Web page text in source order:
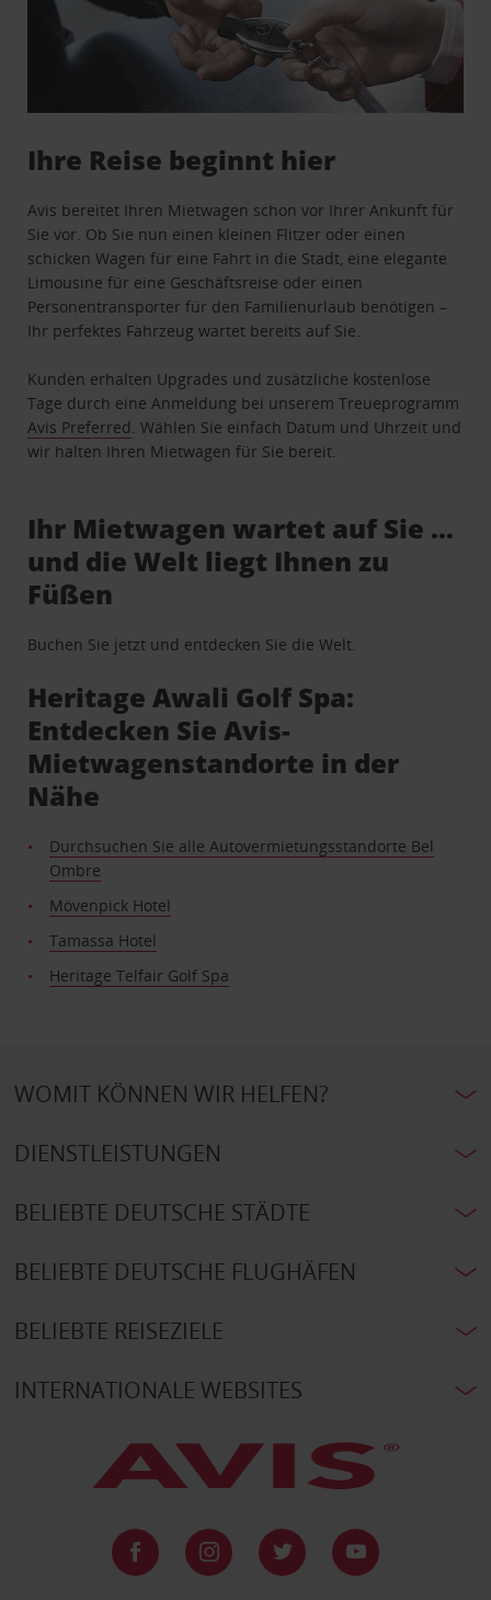
Ihre Reise beginnt hier
Avis bereitet Ihren Mietwagen schon vor Ihrer Ankunft für
Sie vor. Ob Sie nun einen kleinen Flitzer oder einen
schicken Wagen für eine Fahrt in die Stadt, eine elegante
Limousine für eine Geschäftsreise oder einen
Personentransporter für den Familienurlaub benötigen –
Ihr perfektes Fahrzeug wartet bereits auf Sie.
Kunden erhalten Upgrades und zusätzliche kostenlose
Tage durch eine Anmeldung bei unserem Treueprogramm
Avis Preferred . Wählen Sie einfach Datum und Uhrzeit und
wir halten Ihren Mietwagen für Sie bereit.
Ihr Mietwagen wartet auf Sie …
und die Welt liegt Ihnen zu
Füßen
Buchen Sie jetzt und entdecken Sie die Welt.
Heritage Awali Golf Spa:
Entdecken Sie Avis-
Mietwagenstandorte in der
Nähe
Durchsuchen Sie alle Autovermietungsstandorte Bel
Ombre
Mövenpick Hotel
Tamassa Hotel
Heritage Telfair Golf Spa
WOMIT KÖNNEN WIR HELFEN?
DIENSTLEISTUNGEN
BELIEBTE DEUTSCHE STÄDTE
BELIEBTE DEUTSCHE FLUGHÄFEN
BELIEBTE REISEZIELE
INTERNATIONALE WEBSITES